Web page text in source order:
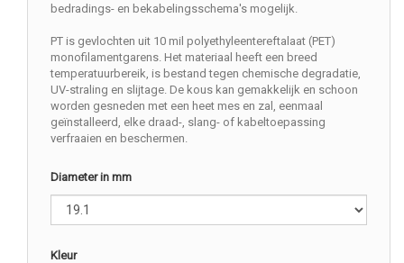
bedradings- en bekabelingsschema's mogelijk.
PT is gevlochten uit 10 mil polyethyleentereftalaat (PET)
monofilamentgarens. Het materiaal heeft een breed
temperatuurbereik, is bestand tegen chemische degradatie,
UV-straling en slijtage. De kous kan gemakkelijk en schoon
worden gesneden met een heet mes en zal, eenmaal
geïnstalleerd, elke draad-, slang- of kabeltoepassing
verfraaien en beschermen.
Diameter in mm
Kleur